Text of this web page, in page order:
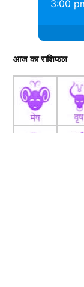
ऑस्ट्रेलिया ने
3:00
आज का राशिफल